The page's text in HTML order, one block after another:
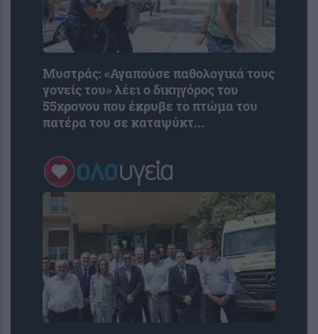
Μυστράς: «Αγαπούσε παθολογικά τους
γονείς του» λέει ο δικηγόρος του
55χρονου που έκρυβε το πτώμα του
πατέρα του σε καταψύκτ...